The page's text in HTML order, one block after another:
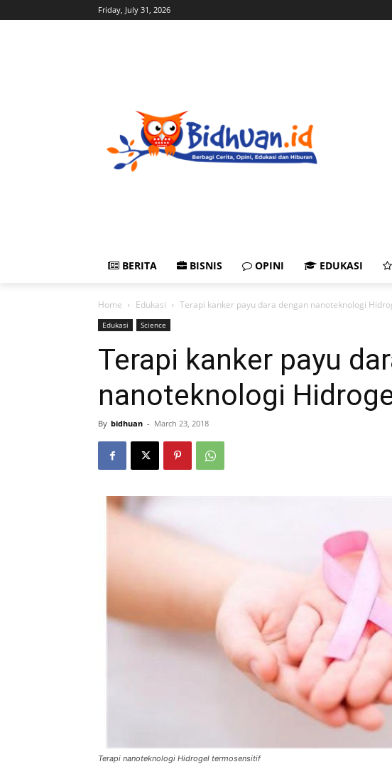
Friday, July 31, 2026
BERITA BISNIS OPINI EDUKASI
Home Edukasi Terapi kanker payu dara dengan nanoteknologi
Edukasi Science
Terapi kanker payu
nanoteknologi
By bidhuan - March 23, 2018
Terapi nanoteknologi Hidrogel termosensitif